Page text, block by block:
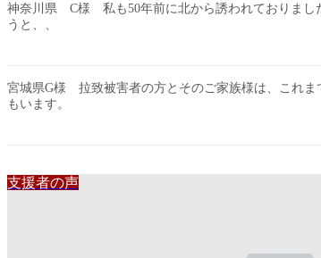
神奈川県 C様 私も50年前に北から誘われておりまし
うと、、
宮城県G様 拉致被害者の方とそのご家族様は、これま
もいます。
支援者の声